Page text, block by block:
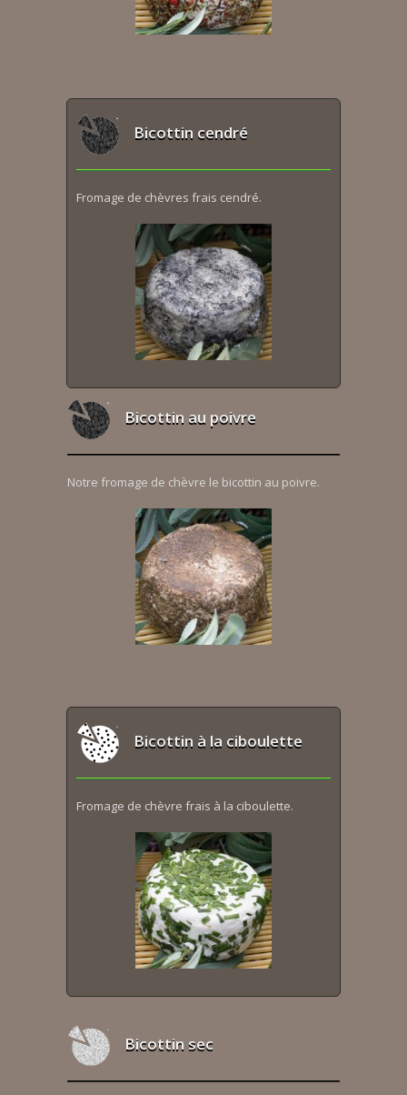
Bicottin cendré
Fromage de chèvres frais cendré.
Bicottin au poivre
Notre fromage de chèvre le bicottin au poivre.
Bicottin à la ciboulette
Fromage de chèvre frais à la ciboulette.
Bicottin sec